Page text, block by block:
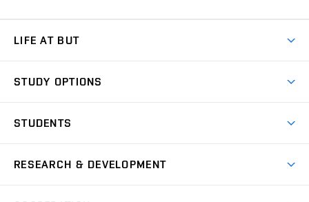
LIFE AT BUT
Dormitories
Sport
STUDY OPTIONS
Degree studies in English
STUDENTS
RESEARCH & DEVELOPMENT